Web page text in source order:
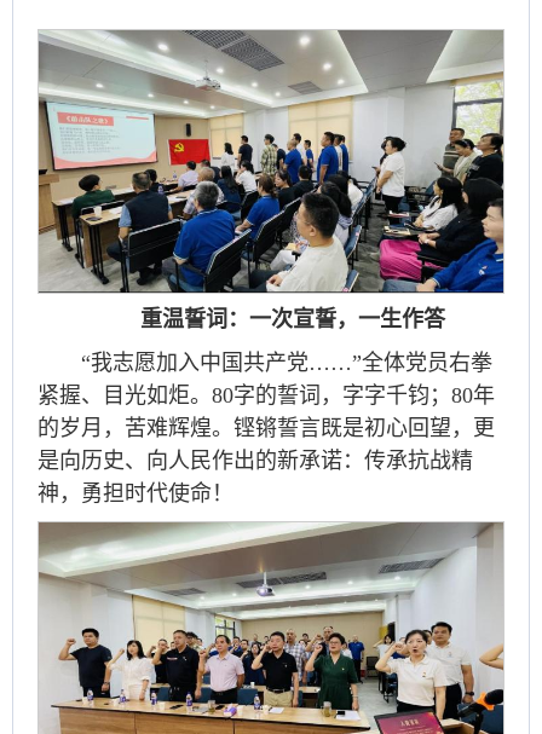
重温誓词：一次宣誓，一生作答
“我志愿加入中国共产党……”全体党员右拳
紧握、目光如炬。80字的誓词，字字千钧；80年
的岁月，苦难辉煌。铿锵誓言既是初心回望，更
是向历史、向人民作出的新承诺：传承抗战精
神，勇担时代使命！